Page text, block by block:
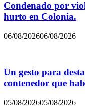
Condenado por
hurto en Colonia.
06/08/202606/08/2026
Un gesto para
contenedor que
05/08/202605/08/2026